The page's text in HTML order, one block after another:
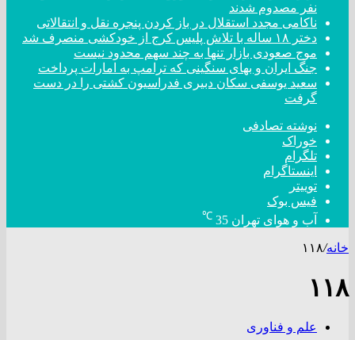
نفر مصدوم شدند
ناکامی مجدد استقلال در باز کردن پنجره نقل و انتقالاتی
دختر ‌۱۸‌ ‌ساله‌ با تلاش پلیس کرج از خودکشی منصرف شد
موج صعودی بازار تنها به چند سهم محدود نیست
جنگ ایران و بهای سنگینی که ترامپ به امارات پرداخت
سعید یوسفی سکان دبیری فدراسیون کشتی را در دست
گرفت
نوشته تصادفی
خوراک
تلگرام
اینستاگرام
توییتر
فیس بوک
آب و هوای تهران 35
℃
خانه/۱۱۸
۱۱۸
علم و فناوری